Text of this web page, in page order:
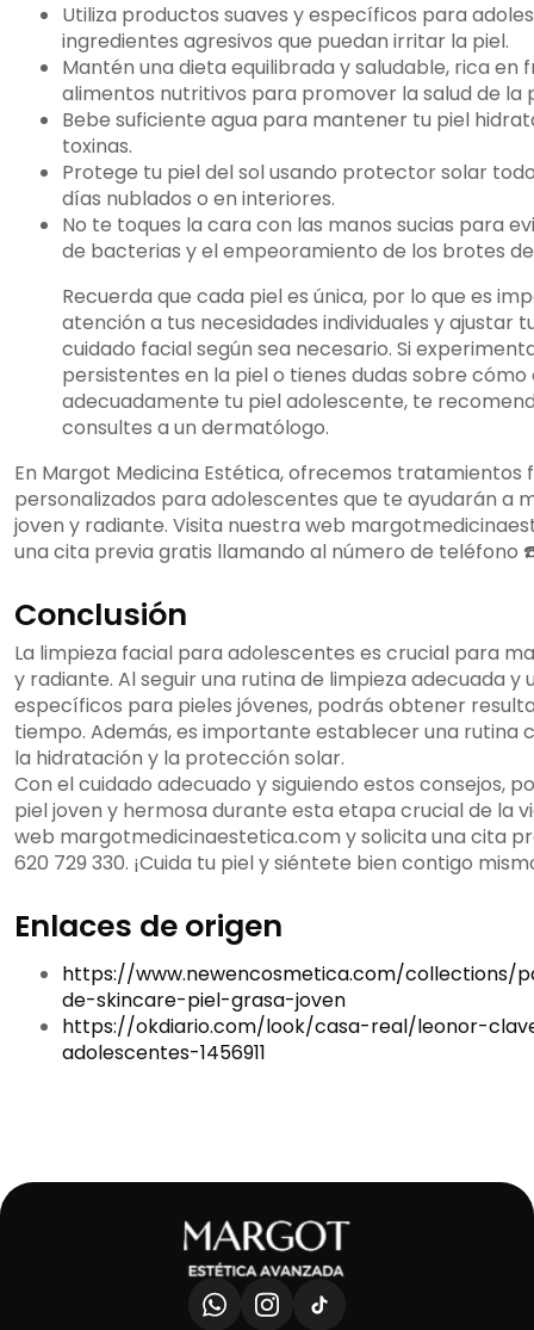
Utiliza productos suaves y específicos para
ingredientes agresivos que puedan irritar la piel.
Mantén una dieta equilibrada y saludable, rica en
alimentos nutritivos para promover la salud de la
Bebe suficiente agua para mantener tu piel
toxinas.
Protege tu piel del sol usando protector solar
días nublados o en interiores.
No te toques la cara con las manos sucias para
de bacterias y el empeoramiento de los brotes
Recuerda que cada piel es única, por lo que es
atención a tus necesidades individuales y ajustar
cuidado facial según sea necesario. Si
persistentes en la piel o tienes dudas sobre cómo
adecuadamente tu piel adolescente, te
consultes a un dermatólogo.
En Margot Medicina Estética, ofrecemos tratamientos
personalizados para adolescentes que te ayudarán a
joven y radiante. Visita nuestra web
una cita previa gratis llamando al número de teléfono
Conclusión
La limpieza facial para adolescentes es crucial para
y radiante. Al seguir una rutina de limpieza adecuada y
específicos para pieles jóvenes, podrás obtener
tiempo. Además, es importante establecer una rutina
la hidratación y la protección solar.
Con el cuidado adecuado y siguiendo estos consejos,
piel joven y hermosa durante esta etapa crucial de la
web margotmedicinaestetica.com y solicita una cita
620 729 330. ¡Cuida tu piel y siéntete bien contigo
Enlaces de origen
https://www.newencosmetica.com/collections/
de-skincare-piel-grasa-joven
https://okdiario.com/look/casa-real/leonor-
adolescentes-1456911